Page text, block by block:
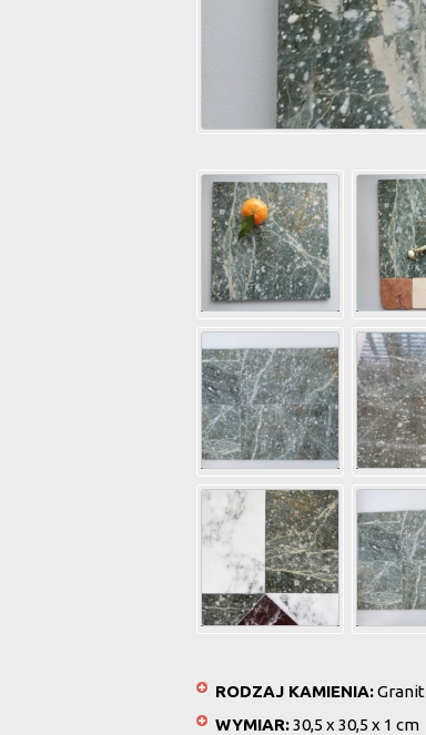
RODZAJ KAMIENIA:Granit
WYMIAR:30,5 x 30,5 x 1 cm